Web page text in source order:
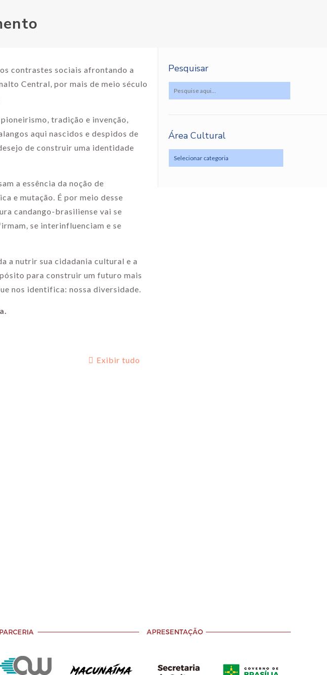
contrastes sociais afrontando a
Central, por mais de meio século
tradição e invenção,
aqui nascidos e despidos de
de construir uma identidade
a essência da noção de
e mutação. É por meio desse
candango-brasiliense vai se
se interinfluenciam e se
a nutrir sua cidadania cultural e a
para construir um futuro mais
nos identifica: nossa diversidade.
Exibir tudo
Pesquisar
Área Cultural